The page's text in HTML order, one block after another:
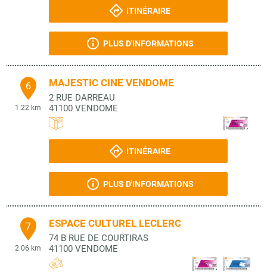
ITINÉRAIRE
PLUS D'INFORMATIONS
6
1.22 km
MAJESTIC CINE VENDOME
2 RUE DARREAU
41100 VENDOME
ITINÉRAIRE
PLUS D'INFORMATIONS
7
2.06 km
ESPACE CULTUREL LECLERC
74 B RUE DE COURTIRAS
41100 VENDOME